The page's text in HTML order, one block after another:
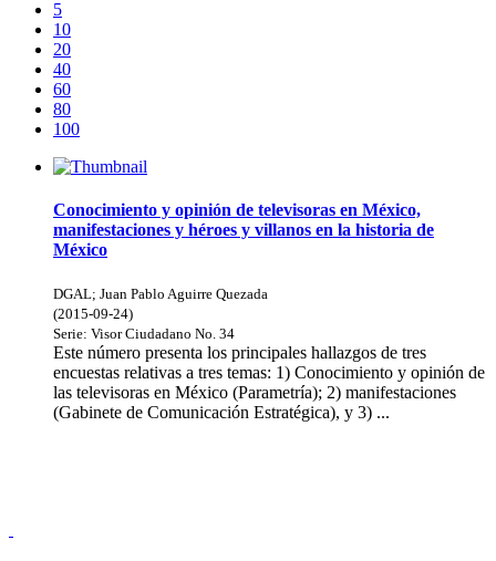
5
10
20
40
60
80
100
Conocimiento y opinión de televisoras en México,
manifestaciones y héroes y villanos en la historia de
México
DGAL; Juan Pablo Aguirre Quezada
(2015-09-24)
Serie: Visor Ciudadano No. 34
Este número presenta los principales hallazgos de tres
encuestas relativas a tres temas: 1) Conocimiento y opinión de
las televisoras en México (Parametría); 2) manifestaciones
(Gabinete de Comunicación Estratégica), y 3) ...